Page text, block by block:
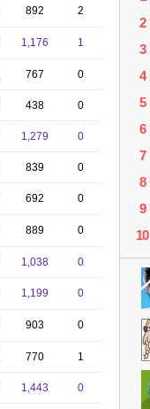
892 2
1,176 1
767 0
438 0
1,279 0
839 0
692 0
889 0
1,038 0
1,199 0
903 0
770 1
1,443 0
2
3
4
5
6
7
8
9
10